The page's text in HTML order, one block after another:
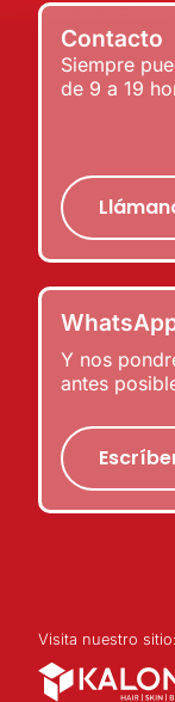
Contacto
Siempre
de 9 a 19
Y nos
antes
Visita nuestro sitio: